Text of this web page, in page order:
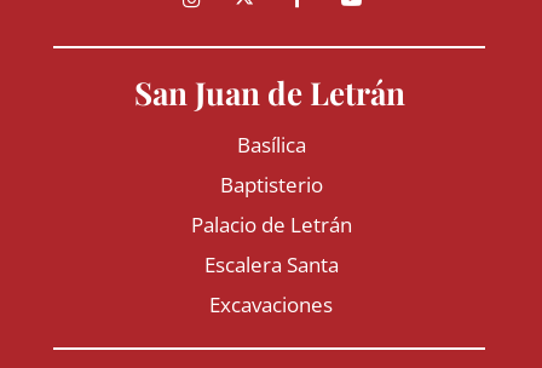
San Juan de Letrán
Basílica
Baptisterio
Palacio de Letrán
Escalera Santa
Excavaciones